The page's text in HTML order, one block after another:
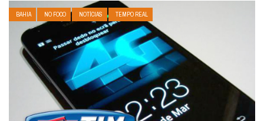
BAHIA NO FOCO NOTÍCIAS TEMPO REAL